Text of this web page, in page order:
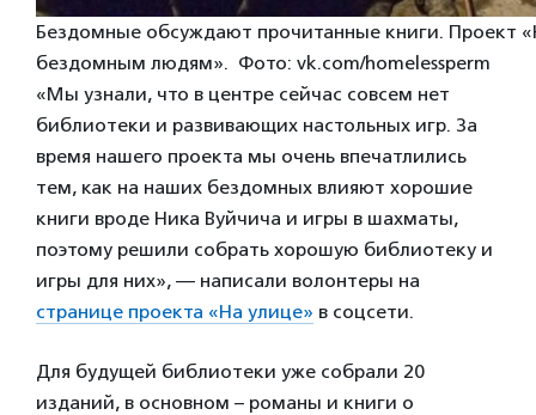
Бездомные обсуждают прочитанные книги. Проект
бездомным людям». Фото: vk.com/homelessperm
«Мы узнали, что в центре сейчас совсем нет
библиотеки и развивающих настольных игр. За
время нашего проекта мы очень впечатлились
тем, как на наших бездомных влияют хорошие
книги вроде Ника Вуйчича и игры в шахматы,
поэтому решили собрать хорошую библиотеку и
игры для них», — написали волонтеры на
странице проекта «На улице» в соцсети.
Для будущей библиотеки уже собрали 20
изданий, в основном – романы и книги о